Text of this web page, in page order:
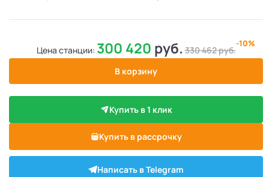
Цена станции: 300 420 руб. 330 462руб.
-10%
В корзину
Купить в 1 клик
Купить в рассрочку
Написать в Telegram